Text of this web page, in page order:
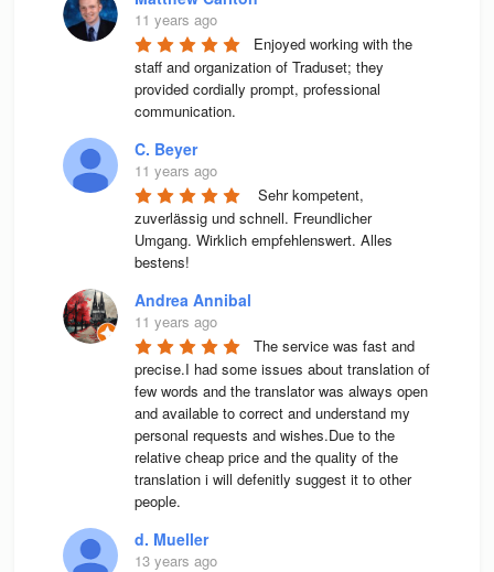
11 years ago
Enjoyed working with the
staff and organization of Traduset; they
provided cordially prompt, professional
communication.
C. Beyer
11 years ago
Sehr kompetent,
zuverlässig und schnell. Freundlicher
Umgang. Wirklich empfehlenswert. Alles
bestens!
Andrea Annibal
11 years ago
The service was fast and
precise.I had some issues about translation of
few words and the translator was always open
and available to correct and understand my
personal requests and wishes.Due to the
relative cheap price and the quality of the
translation i will defenitly suggest it to other
people.
d. Mueller
13 years ago